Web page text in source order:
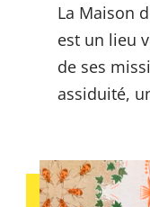
La Maison
est un lieu
de ses
assiduité,